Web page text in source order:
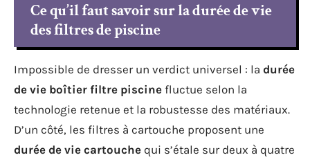
Ce qu’il faut savoir sur la durée de vie
des filtres de piscine
Impossible de dresser un verdict universel : la durée
de vie boîtier filtre piscine fluctue selon la
technologie retenue et la robustesse des matériaux.
D’un côté, les filtres à cartouche proposent une
durée de vie cartouche qui s’étale sur deux à quatre